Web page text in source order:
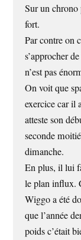
Sur un
fort.
Par contre on
s’approcher
n’est pas
On voit que
exercice car il
atteste son
seconde
dimanche.
En plus, il lui
le plan influx.
Wiggo a été
que l’année
poids c’était